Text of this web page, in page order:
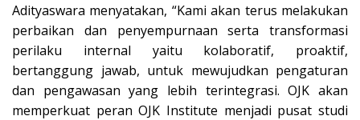
Adityaswara menyatakan, “Kami akan terus melakukan
perbaikan dan penyempurnaan serta transformasi
perilaku internal yaitu kolaboratif, proaktif,
bertanggung jawab, untuk mewujudkan pengaturan
dan pengawasan yang lebih terintegrasi. OJK akan
memperkuat peran OJK Institute menjadi pusat studi